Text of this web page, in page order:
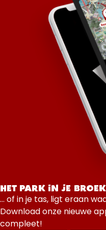
HET PARK IN JE
... of in je tas, ligt eraan
Download onze nieuwe
compleet!